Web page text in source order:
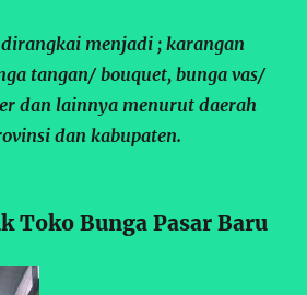
menjadi ; karangan
tangan/ bouquet, bunga vas/
dan lainnya menurut daerah
dan kabupaten.
Toko Bunga Pasar Baru